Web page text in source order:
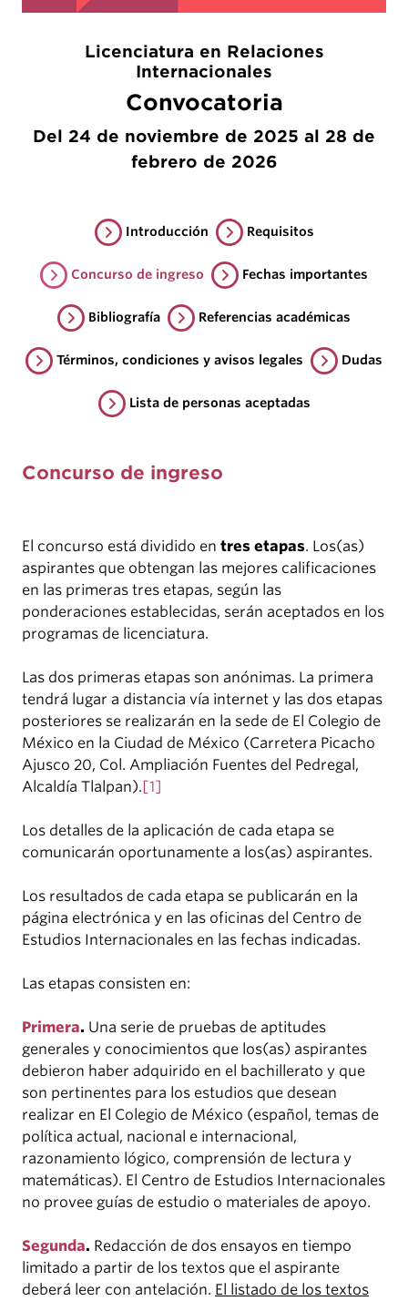
Licenciatura en Relaciones
Internacionales
Convocatoria
Del 24 de noviembre de 2025 al 28 de
febrero de 2026
Introducción Requisitos
Concurso de ingreso Fechas importantes
Bibliografía Referencias académicas
Términos, condiciones y avisos legales Dudas
Lista de personas aceptadas
Concurso de ingreso
El concurso está dividido en tres etapas. Los(as)
aspirantes que obtengan las mejores calificaciones
en las primeras tres etapas, según las
ponderaciones establecidas, serán aceptados en los
programas de licenciatura.
Las dos primeras etapas son anónimas. La primera
tendrá lugar a distancia vía internet y las dos etapas
posteriores se realizarán en la sede de El Colegio de
México en la Ciudad de México (Carretera Picacho
Ajusco 20, Col. Ampliación Fuentes del Pedregal,
Alcaldía Tlalpan).[1]
Los detalles de la aplicación de cada etapa se
comunicarán oportunamente a los(as) aspirantes.
Los resultados de cada etapa se publicarán en la
página electrónica y en las oficinas del Centro de
Estudios Internacionales en las fechas indicadas.
Las etapas consisten en:
Primera. Una serie de pruebas de aptitudes
generales y conocimientos que los(as) aspirantes
debieron haber adquirido en el bachillerato y que
son pertinentes para los estudios que desean
realizar en El Colegio de México (español, temas de
política actual, nacional e internacional,
razonamiento lógico, comprensión de lectura y
matemáticas). El Centro de Estudios Internacionales
no provee guías de estudio o materiales de apoyo.
Segunda. Redacción de dos ensayos en tiempo
limitado a partir de los textos que el aspirante
deberá leer con antelación. El listado de los textos